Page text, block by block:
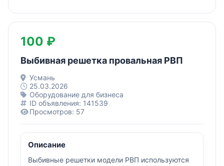
100 ₽
Выбивная решетка провальная РВП
Усмань
25.03.2026
Оборудование для бизнеса
ID объявления: 141539
Просмотров: 57
Описание
Выбивные решетки модели РВП используются